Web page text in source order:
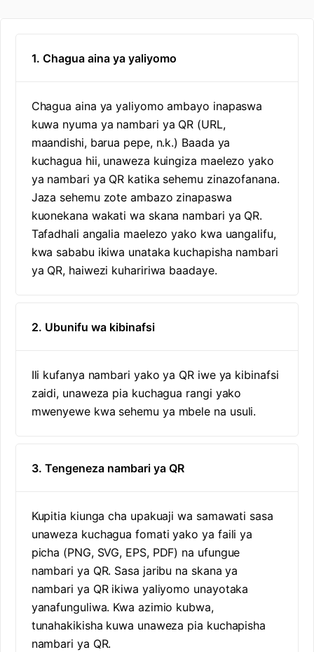
1. Chagua aina ya yaliyomo
Chagua aina ya yaliyomo ambayo inapaswa
kuwa nyuma ya nambari ya QR (URL,
maandishi, barua pepe, n.k.) Baada ya
kuchagua hii, unaweza kuingiza maelezo yako
ya nambari ya QR katika sehemu zinazofanana.
Jaza sehemu zote ambazo zinapaswa
kuonekana wakati wa skana nambari ya QR.
Tafadhali angalia maelezo yako kwa uangalifu,
kwa sababu ikiwa unataka kuchapisha nambari
ya QR, haiwezi kuhaririwa baadaye.
2. Ubunifu wa kibinafsi
Ili kufanya nambari yako ya QR iwe ya kibinafsi
zaidi, unaweza pia kuchagua rangi yako
mwenyewe kwa sehemu ya mbele na usuli.
3. Tengeneza nambari ya QR
Kupitia kiunga cha upakuaji wa samawati sasa
unaweza kuchagua fomati yako ya faili ya
picha (PNG, SVG, EPS, PDF) na ufungue
nambari ya QR. Sasa jaribu na skana ya
nambari ya QR ikiwa yaliyomo unayotaka
yanafunguliwa. Kwa azimio kubwa,
tunahakikisha kuwa unaweza pia kuchapisha
nambari ya QR.